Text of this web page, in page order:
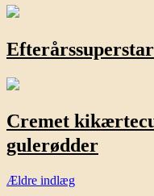
Efterårssuperstar
Cremet
gulerødder
Navigation
Ældre indlæg